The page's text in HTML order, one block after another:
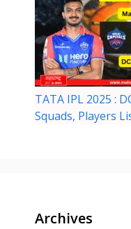
TATA IPL 2025 :
Squads, Players
Archives